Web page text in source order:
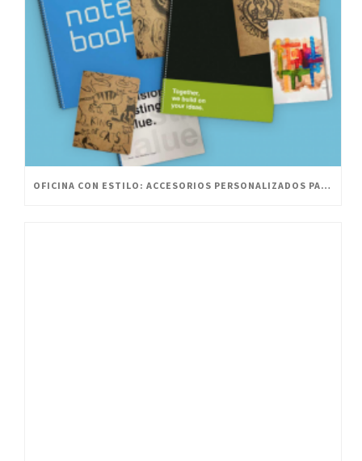
OFICINA CON ESTILO: ACCESORIOS PERSONALIZADOS PARA UN ESPACIO INNOVADOR